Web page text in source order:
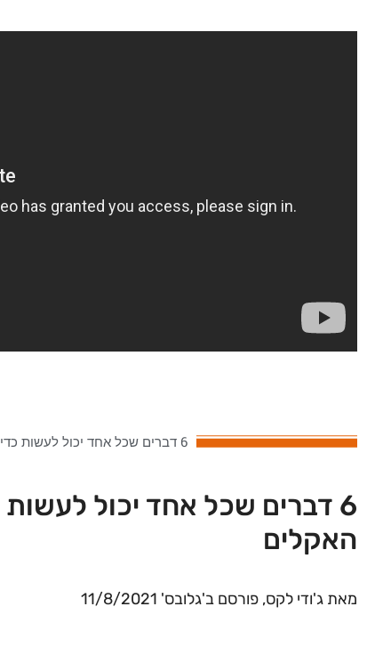
6 דברים שכל אחד יכול לעשות כדי לצמצם את משבר האקלים
6 דברים שכל אחד יכול
האקלים
מאת ג'ודי לקס, פורסם ב'גלובס' 11/8/2021